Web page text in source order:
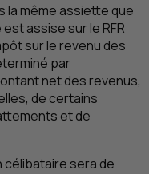
la même assiette que
est assise sur le RFR
sur le revenu des
par
net des revenus,
de certains
et de
célibataire sera de